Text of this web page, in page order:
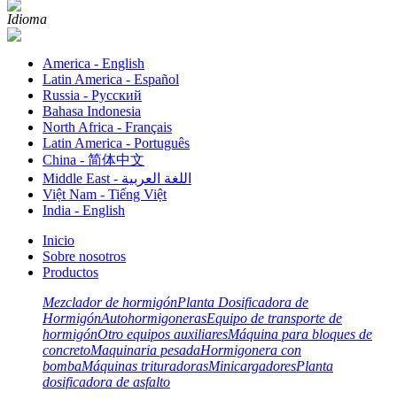
Idioma
America - English
Latin America - Español
Russia - Pусский
Bahasa Indonesia
North Africa - Français
Latin America - Português
China - 简体中文
Middle East - اللغة العربية
Việt Nam - Tiếng Việt
India - English
Inicio
Sobre nosotros
Productos
Mezclador de hormigónPlanta Dosificadora de
HormigónAutohormigonerasEquipo de transporte de
hormigónOtro equipos auxiliaresMáquina para bloques de
concretoMaquinaria pesadaHormigonera con
bombaMáquinas trituradorasMinicargadoresPlanta
dosificadora de asfalto